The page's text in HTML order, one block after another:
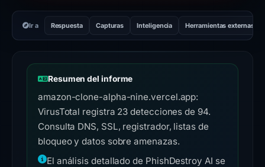
Ir a Respuesta Capturas Inteligencia Herramientas externas
Resumen del informe
amazon-clone-alpha-nine.vercel.app:
VirusTotal registra 23 detecciones de 94.
Consulta DNS, SSL, registrador, listas de
bloqueo y datos sobre amenazas.
El análisis detallado de PhishDestroy AI se